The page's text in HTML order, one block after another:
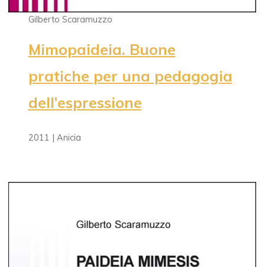
Gilberto Scaramuzzo
Mimopaideia. Buone
pratiche per una pedagogia
dell’espressione
2011 | Anicia